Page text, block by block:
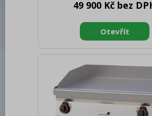
netto [mm]: 330 Hmotnost
brutto [mm]: 800 Výška
390 Hmotnost brutto [kg]:
spotřebiče: Elektrické
elektrický [kW]: 9.000
3N - 50 Hz Stupeň krytí
prvků: IPX4 Materiál: AISI
deska, AISI 430 opláštění
chodu a nahřátí Materiál
49 900 Kč bez